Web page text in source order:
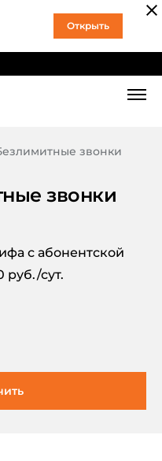
Открыть
звонки
звонки
с абонентской
руб./сут.